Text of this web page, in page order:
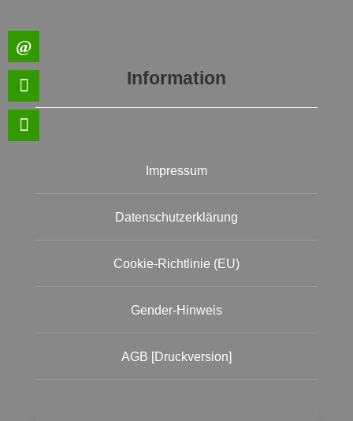
Information
Impressum
Datenschutzerklärung
Cookie-Richtlinie (EU)
Gender-Hinweis
AGB [Druckversion]